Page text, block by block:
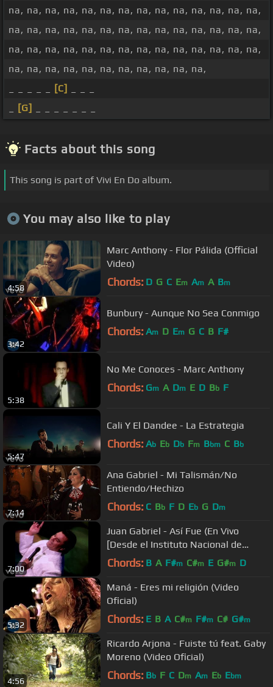
na, na, na, na, na, na, na, na, na, na, na, na, na, na,
na, na, na, na, na, na, na, na, na, na, na, na, na, na,
na, na, na, na, na, na, na, na, na, na, na, na, na, na,
na, na, na, na, na, na, na, na, na, na, na,
[C]
[G]
Facts about this song
This song is part of Vivi En Do album.
You may also like to play
4:58
Marc Anthony - Flor Pálida (Official
Video)
Chords: D G C Em Am A Bm
3:42
Bunbury - Aunque No Sea Conmigo
Chords: Am D Em G C B F#
5:38
No Me Conoces - Marc Anthony
Chords: Gm A Dm E D Bb F
5:47
Cali Y El Dandee - La Estrategia
Chords: Ab Eb Db Fm Bbm C Bb
7:14
Ana Gabriel - Mi Talismán/No
Entiendo/Hechizo
Chords: C Bb F D Eb G Dm
7:00
Juan Gabriel - Así Fue (En Vivo
[Desde el Instituto Nacional de
Bellas Artes])
Chords: B A F#m C#m E G#m D
5:32
Maná - Eres mi religión (Video
Oficial)
Chords: E B A C#m F#m C# G#m
4:56
Ricardo Arjona - Fuiste tú feat. Gaby
Moreno (Video Oficial)
Chords: Bb F C Dm Am Eb Ebm